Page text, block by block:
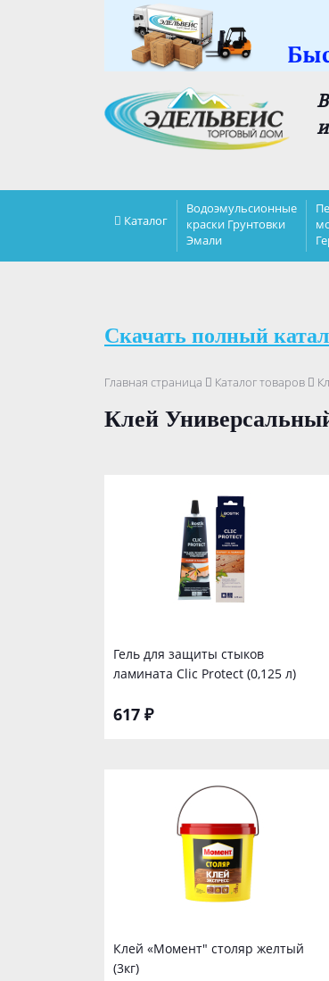
Каталог
Водоэмульсионные
краски Грунтовки
Эмали
Скачать полный
Главная страница Каталог товаров
Клей
Гель для защиты стыков
ламината Clic Protect (0,125 л)
617 ₽
Клей «Момент" столяр желтый
(3кг)